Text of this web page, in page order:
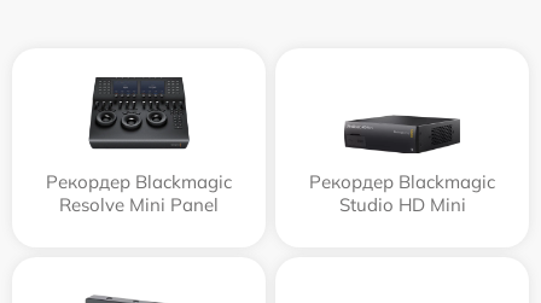
Рекордер Blackmagic
Resolve Mini Panel
Рекордер Blackmagic
Studio HD Mini